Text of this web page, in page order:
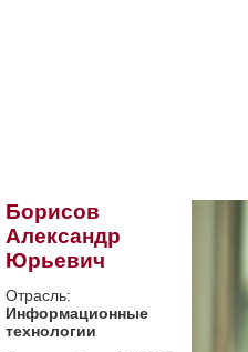
Борисов
Александр
Юрьевич
Отрасль:
Информационные
технологии